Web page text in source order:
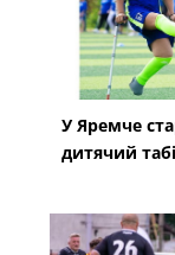
У Яремче
дитячий